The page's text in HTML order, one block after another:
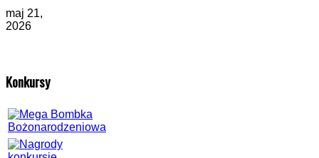
maj 21,
2026
Konkursy